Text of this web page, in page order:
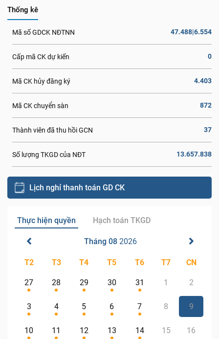
Thống kê
Mã số GDCK NĐTNN 47.488|6.554
Cấp mã CK dự kiến 0
Mã CK hủy đăng ký 4.403
Mã CK chuyển sàn 872
Thành viên đã thu hồi GCN 37
Số lượng TKGD của NĐT 13.657.838
Lịch nghỉ thanh toán GD CK
Thực hiện quyền Hạch toán TKGD
Tháng 08 2026
T2 T3 T4 T5 T6 T7 CN
27 28 29 30 31 1 2
3 4 5 6 7 8 9
10 11 12 13 14 15 16